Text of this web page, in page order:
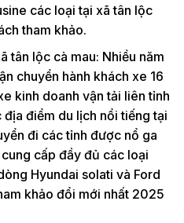
các loại tại xã tân lộc
tham khảo.
tân lộc cà mau: Nhiều năm
chuyển hành khách xe 16
kinh doanh vận tải liên tỉnh
điểm du lịch nổi tiếng tại
đi các tỉnh được nổ ga
cấp đầy đủ các loại
Hyundai solati và Ford
khảo đổi mới nhất 2025